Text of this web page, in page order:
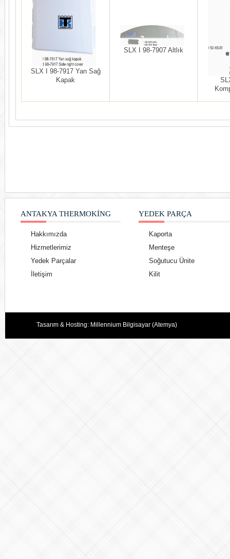
SLX I 98-7917 Yan Sağ
Kapak
SLX I 98-7907 Altlık
ANTAKYA THERMOKING
Hakkımızda
Hizmetlerimiz
Yedek Parçalar
İletişim
YEDEK PARÇA
Kaporta
Menteşe
Soğutucu Ünite
Kilit
Tasarım & Hosting: Millennium Bilgisayar (Atemya).